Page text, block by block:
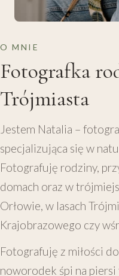
O MNIE
Fotografka
Trójmiasta
Jestem Natalia –
specjalizująca się w
Fotografuję rodziny,
domach oraz w
Orłowie, w lasach
Krajobrazowego czy
Fotografuję z miłości
noworodek śpi na